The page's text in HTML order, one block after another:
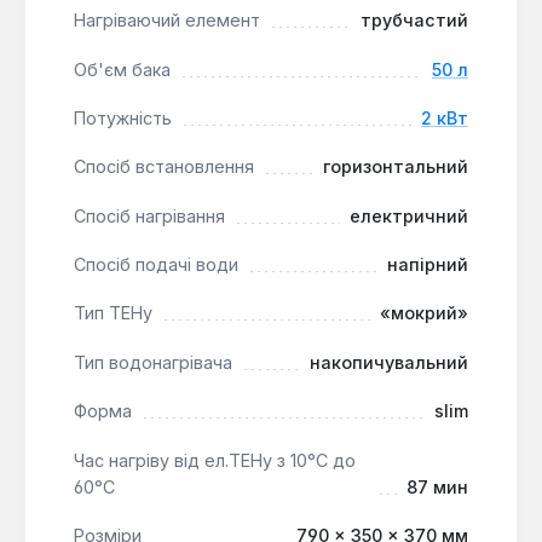
Водонагрівач TESY BiLight Slim 50 л є ефективним
де важлива компактність та надійність. Його
горизонтальне встановлення та лівостороннє
підключення роблять його зручним для інтеграції в
обмежений простір, забезпечуючи стабільний
Нагріваючий елемент трубчастий
Об'єм бака 50 л
Потужність 2 кВт
Спосіб встановлення горизонтальний
Спосіб нагрівання електричний
Спосіб подачі води напірний
Тип ТЕНу «мокрий»
Тип водонагрівача накопичувальний
Форма slim
Час нагріву від ел.ТЕНу з 10°С до
60°С
87 мин
Розміри 790 × 350 × 370 мм